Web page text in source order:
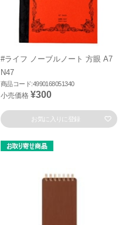
#ライフ ノーブルノート 方眼 A7
N47
商品コード:4990168051340
小売価格 ¥300
お気に入りに登録